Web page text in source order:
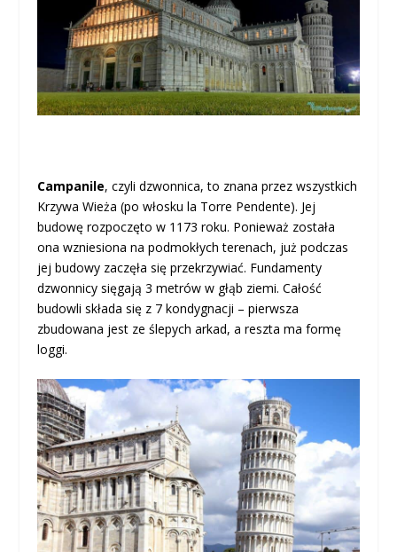
Campanile, czyli dzwonnica, to znana przez wszystkich
Krzywa Wieża (po włosku la Torre Pendente). Jej
budowę rozpoczęto w 1173 roku. Ponieważ została
ona wzniesiona na podmokłych terenach, już podczas
jej budowy zaczęła się przekrzywiać. Fundamenty
dzwonnicy sięgają 3 metrów w głąb ziemi. Całość
budowli składa się z 7 kondygnacji – pierwsza
zbudowana jest ze ślepych arkad, a reszta ma formę
loggi.